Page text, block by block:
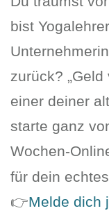
bist
zurück?
einer deiner
starte ganz
Wochen-
für dein
👉Melde dich